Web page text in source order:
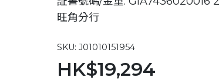
旺角分行
SKU: J01010151954
HK$19,294